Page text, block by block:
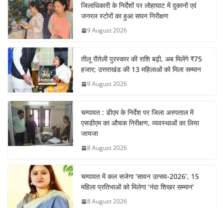
जिलाधिकारी के निर्देशों पर लोहाघाट में दुकानों एवं
जनरल स्टोरों का हुआ सघन निरीक्षण
9 August 2026
तीलू रौतेली पुरस्कार की राशि बढ़ी, अब मिलेंगे ₹75
हजार; उत्तराखंड की 13 महिलाओं को मिला सम्मान
9 August 2026
चम्पावत : डीएम के निर्देश पर जिला अस्पताल में
एसडीएम का औचक निरीक्षण, व्यवस्थाओं का लिया
जायजा
8 August 2026
चम्पावत में कल सजेगा ‘सावन उत्सव-2026’, 15
महिला प्रतिभाओं को मिलेगा ‘नंदा शिखर सम्मान’
8 August 2026